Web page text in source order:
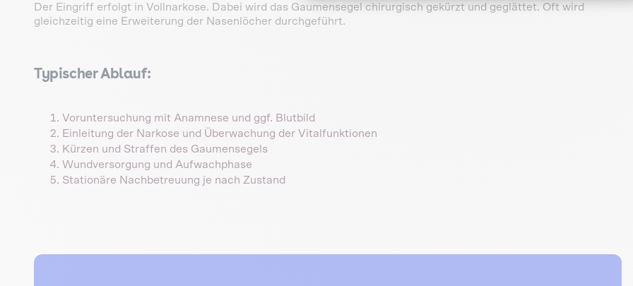
Der Eingriff erfolgt in Vollnarkose. Dabei wird das Gaumensegel chirurgisch gekürzt und geglättet. Oft wird
gleichzeitig eine Erweiterung der Nasenlöcher durchgeführt.
Typischer Ablauf:
Voruntersuchung mit Anamnese und ggf. Blutbild
Einleitung der Narkose und Überwachung der Vitalfunktionen
Kürzen und Straffen des Gaumensegels
Wundversorgung und Aufwachphase
Stationäre Nachbetreuung je nach Zustand